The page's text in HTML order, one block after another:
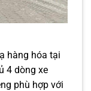
hàng hóa tại
4 dòng xe
phù hợp với